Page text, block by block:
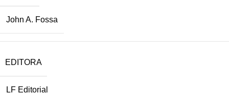
John A. Fossa
EDITORA
LF Editorial